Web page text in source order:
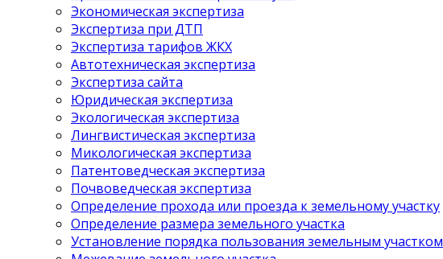
Экономическая экспертиза
Экспертиза при ДТП
Экспертиза тарифов ЖКХ
Автотехническая экспертиза
Экспертиза сайта
Юридическая экспертиза
Экологическая экспертиза
Лингвистическая экспертиза
Микологическая экспертиза
Патентоведческая экспертиза
Почвоведческая экспертиза
Определение прохода или проезда к земельному участку
Определение размера земельного участка
Установление порядка пользования земельным участком